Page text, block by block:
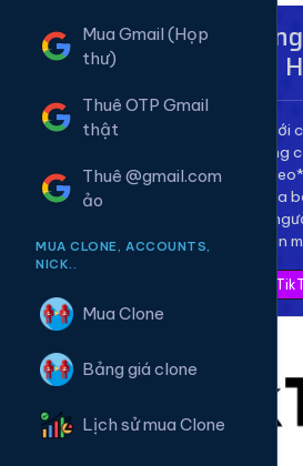
Mua Gmail (Họp
thư)
Thuê OTP Gmail
thật
Thuê @gmail.com
ảo
MUA CLONE, ACCOUNTS,
NICK..
Mua Clone
Bảng giá clone
Lịch sử mua Clone
Dịch Vụ TikTok -
View Lên Xu
Bùng nổ kênh TikTok của bạn với
trưởng toàn diện. Chúng tôi
follow TikTok**, **tăng tim
**bình luận** để giúp video của
thịnh hành, thu hút hàng triệu
thương hiệu cá nhân
Xem Bảng Giá